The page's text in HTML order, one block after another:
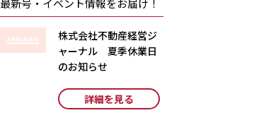
最新号・イベント情報をお届け！
株式会社不動産経営ジ
ャーナル 夏季休業日
のお知らせ
詳細を見る